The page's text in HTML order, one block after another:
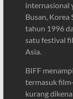
internasional
Busan, Korea
tahun 1996
satu festival
Asia.
BIFF
termasuk
kurang